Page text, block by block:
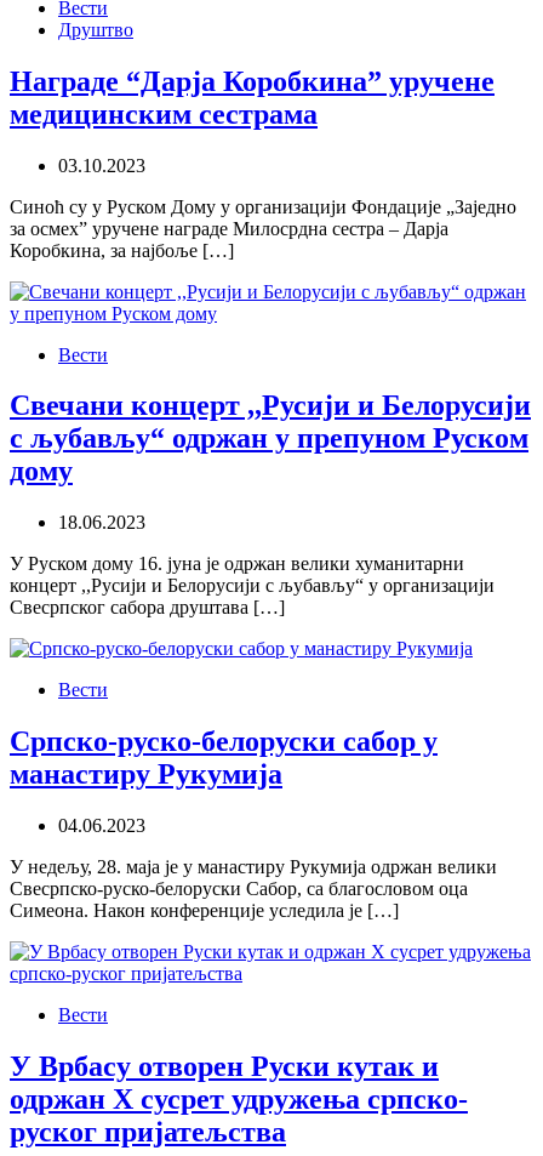
Вести
Друштво
Награде “Дарја Коробкина” уручене
медицинским сестрама
03.10.2023
Синоћ су у Руском Дому у организацији Фондације „Заједно
за осмех” уручене награде Милосрдна сестра – Дарја
Коробкина, за најбоље […]
Вести
Свечани концерт ,,Русији и Белорусији
с љубављу“ одржан у препуном Руском
дому
18.06.2023
У Руском дому 16. јуна је одржан велики хуманитарни
концерт ,,Русији и Белорусији с љубављу“ у организацији
Свесрпског сабора друштава […]
Вести
Српско-руско-белоруски сабор у
манастиру Рукумија
04.06.2023
У недељу, 28. маја је у манастиру Рукумија одржан велики
Свесрпско-руско-белоруски Сабор, са благословом оца
Симеона. Након конференције уследила је […]
Вести
У Врбасу отворен Руски кутак и
одржан Х сусрет удружења српско-
руског пријатељства